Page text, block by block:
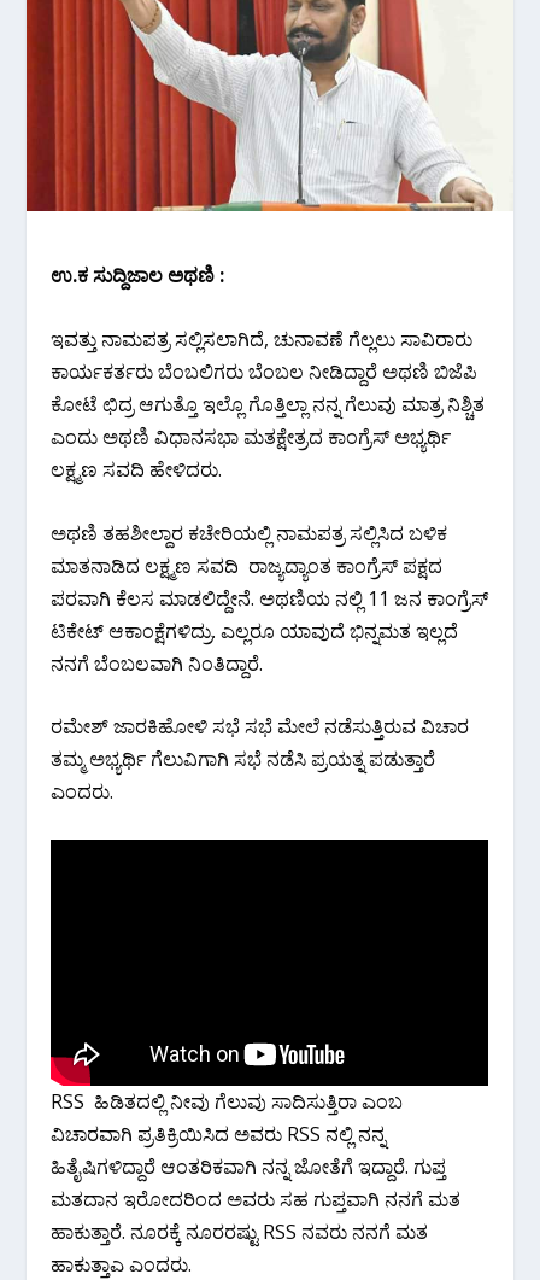
ಉ.ಕ ಸುದ್ದಿಜಾಲ ಅಥಣಿ :
ಇವತ್ತು ನಾಮಪತ್ರ ಸಲ್ಲಿಸಲಾಗಿದೆ, ಚುನಾವಣೆ ಗೆಲ್ಲಲು ಸಾವಿರಾರು
ಕಾರ್ಯಕರ್ತರು ಬೆಂಬಲಿಗರು ಬೆಂಬಲ ನೀಡಿದ್ದಾರೆ ಅಥಣಿ ಬಿಜೆಪಿ
ಕೋಟೆ ಛಿದ್ರ ಆಗುತ್ತೊ ಇಲ್ಲೊ ಗೊತ್ತಿಲ್ಲಾ ನನ್ನ ಗೆಲುವು ಮಾತ್ರ ನಿಶ್ಚಿತ
ಎಂದು ಅಥಣಿ ವಿಧಾನಸಭಾ ಮತಕ್ಷೇತ್ರದ ಕಾಂಗ್ರೆಸ್ ಅಭ್ಯರ್ಥಿ
ಲಕ್ಷ್ಮಣ ಸವದಿ ಹೇಳಿದರು.
ಅಥಣಿ ತಹಶೀಲ್ದಾರ ಕಚೇರಿಯಲ್ಲಿ ನಾಮಪತ್ರ ಸಲ್ಲಿಸಿದ ಬಳಿಕ
ಮಾತನಾಡಿದ ಲಕ್ಷ್ಮಣ ಸವದಿ ರಾಜ್ಯದ್ಯಾಂತ ಕಾಂಗ್ರೆಸ್ ಪಕ್ಷದ
ಪರವಾಗಿ ಕೆಲಸ ಮಾಡಲಿದ್ದೇನೆ. ಅಥಣಿಯ ನಲ್ಲಿ 11 ಜನ ಕಾಂಗ್ರೆಸ್
ಟಿಕೇಟ್ ಆಕಾಂಕ್ಷೆಗಳಿದ್ರು. ಎಲ್ಲರೂ ಯಾವುದೆ ಭಿನ್ನಮತ ಇಲ್ಲದೆ
ನನಗೆ ಬೆಂಬಲವಾಗಿ ನಿಂತಿದ್ದಾರೆ.
ರಮೇಶ್ ಜಾರಕಿಹೋಳಿ ಸಭೆ ಸಭೆ ಮೇಲೆ ನಡೆಸುತ್ತಿರುವ ವಿಚಾರ
ತಮ್ಮ ಅಭ್ಯರ್ಥಿ ಗೆಲುವಿಗಾಗಿ ಸಭೆ ನಡೆಸಿ ಪ್ರಯತ್ನ ಪಡುತ್ತಾರೆ
ಎಂದರು.
RSS ಹಿಡಿತದಲ್ಲಿ ನೀವು ಗೆಲುವು ಸಾದಿಸುತ್ತಿರಾ ಎಂಬ
ವಿಚಾರವಾಗಿ ಪ್ರತಿಕ್ರಿಯಿಸಿದ ಅವರು RSS ನಲ್ಲಿ ನನ್ನ
ಹಿತೈಷಿಗಳಿದ್ದಾರೆ ಆಂತರಿಕವಾಗಿ ನನ್ನ ಜೋತೆಗೆ ಇದ್ದಾರೆ. ಗುಪ್ತ
ಮತದಾನ ಇರೋದರಿಂದ ಅವರು ಸಹ ಗುಪ್ತವಾಗಿ ನನಗೆ ಮತ
ಹಾಕುತ್ತಾರೆ. ನೂರಕ್ಕೆ ನೂರರಷ್ಟು RSS ನವರು ನನಗೆ ಮತ
ಹಾಕುತ್ತಾಎ ಎಂದರು.